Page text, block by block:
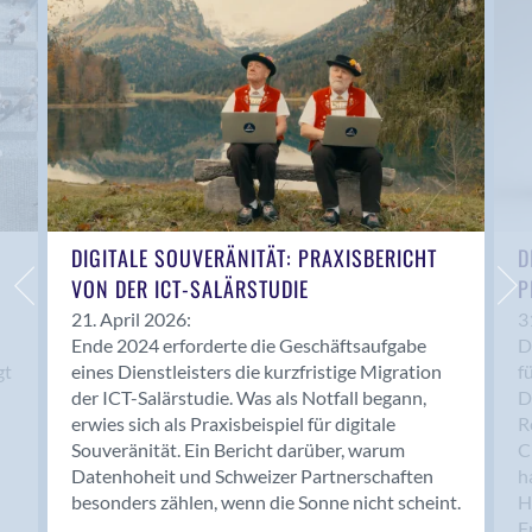
Anwil
Appenzell
Au SG
Baar
Baden
Balsthal
Balzers
Basel
Bassersdorf
Belp
Bendern
Benken (SG)
Bergdietikon
Berlin
Bern
Bern - Liebefeld
DIGITALE SOUVERÄNITÄT: PRAXISBERICHT
VON DER ICT-SALÄRSTUDIE
21. April 2026:
Ende 2024 erforderte die Geschäftsaufgabe
eines Dienstleisters die kurzfristige Migration
der ICT-Salärstudie. Was als Notfall begann,
erwies sich als Praxisbeispiel für digitale
Souveränität. Ein Bericht darüber, warum
Datenhoheit und Schweizer Partnerschaften
besonders zählen, wenn die Sonne nicht scheint.